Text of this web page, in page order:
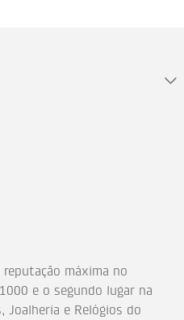
máxima no
e o segundo lugar na
Joalheria e Relógios do